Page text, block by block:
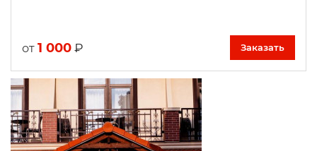
от 1 000 ₽ Заказать